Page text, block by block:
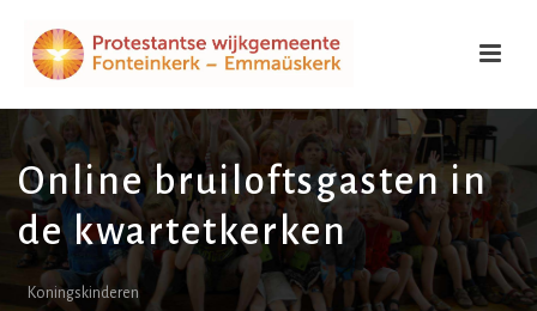
Online bruiloftsgasten in
de kwartetkerken
Koningskinderen